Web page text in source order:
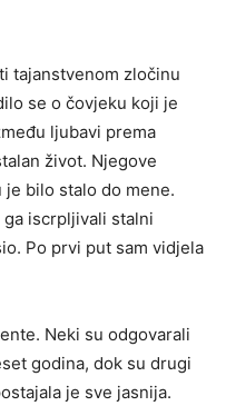
tajanstvenom zločinu
se o čovjeku koji je
ljubavi prema
život. Njegove
bilo stalo do mene.
iscrpljivali stalni
Po prvi put sam vidjela
Neki su odgovarali
godina, dok su drugi
je sve jasnija.